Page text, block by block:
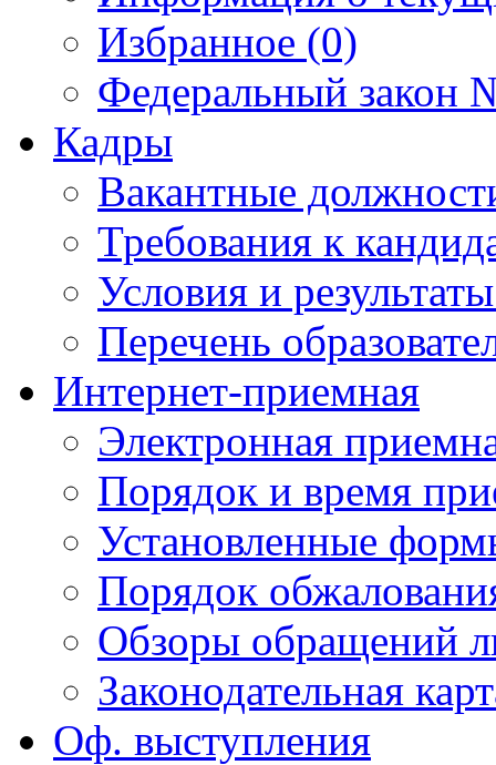
Избранное (0)
Федеральный закон
Кадры
Вакантные
Требования к
Условия и
Перечень
Интернет-приемная
Электронная
Порядок и время
Установленные
Порядок
Обзоры обращений
Законодательная
Оф. выступления